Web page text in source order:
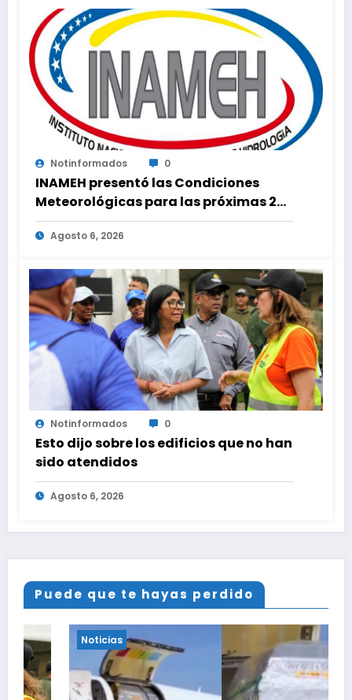
Notinformados 0
INAMEH presentó las Condiciones
Meteorológicas para las próximas 24
horas, de este jueves 6 de agosto 2026
Agosto 6, 2026
Notinformados 0
Esto dijo sobre los edificios que no han
sido atendidos
Agosto 6, 2026
Puede que te hayas perdido
Noticias